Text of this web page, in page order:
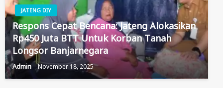
JATENG DIY
Respons Cepat Bencana: Jateng Alokasikan
Rp450 Juta BTT Untuk Korban Tanah
Longsor Banjarnegara
Admin November 18, 2025